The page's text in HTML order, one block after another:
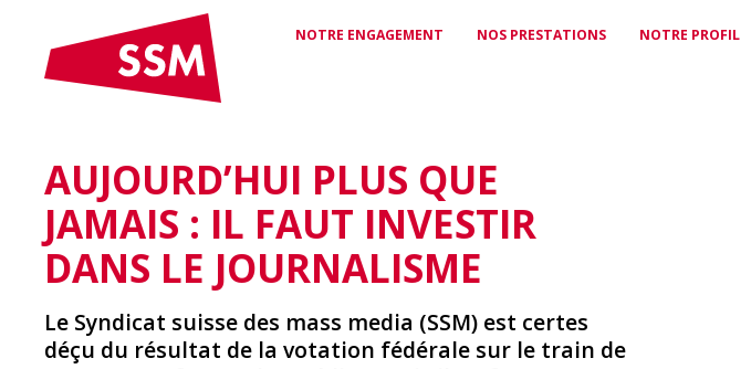
NOTRE ENGAGEMENT
CONVENTIONS ET
CONTRATS
Contrats de travail pour plus
de sécurité et d’équité
entendre vos intérêts
RÉSEAU
Votre lien avec le monde
des médias
NOS PRESTATIONS
PROTECTION
JURIDIQUE ET
CONSEILS
Soutien de spécialistes pour
les questions de droit du
travail
professionnelle dans le
monde entier
NOTRE PROFIL
LE SSM
Qui nous sommes et ce que
nous défendons
épauler
AUJOURD’HUI PLUS QUE
JAMAIS : IL FAUT INVESTIR
DANS LE JOURNALISME
Le Syndicat suisse des mass media (SSM) est certes
déçu du résultat de la votation fédérale sur le train de